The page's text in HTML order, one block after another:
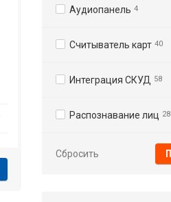
Аудиопанель 4
Считыватель карт 40
Интеграция СКУД 58
Распознавание лиц 28
Сбросить